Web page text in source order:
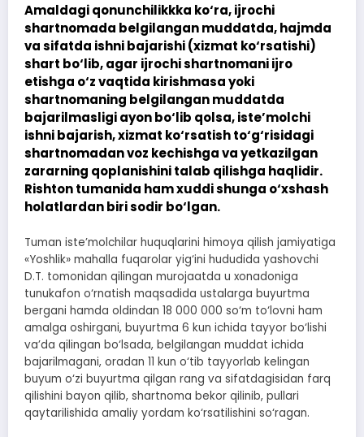
Amaldagi qonunchilikkka ko‘ra, ijrochi
shartnomada belgilangan muddatda, hajmda
va sifatda ishni bajarishi (xizmat ko‘rsatishi)
shart bo‘lib, agar ijrochi shartnomani ijro
etishga o‘z vaqtida kirishmasa yoki
shartnomaning belgilangan muddatda
bajarilmasligi ayon bo‘lib qolsa, iste’molchi
ishni bajarish, xizmat ko‘rsatish to‘g‘risidagi
shartnomadan voz kechishga va yetkazilgan
zararning qoplanishini talab qilishga haqlidir.
Rishton tumanida ham xuddi shunga o‘xshash
holatlardan biri sodir bo‘lgan.
Tuman iste’molchilar huquqlarini himoya qilish jamiyatiga
«Yoshlik» mahalla fuqarolar yig‘ini hududida yashovchi
D.T. tomonidan qilingan murojaatda u xonadoniga
tunukafon o‘rnatish maqsadida ustalarga buyurtma
bergani hamda oldindan 18 000 000 so‘m to‘lovni ham
amalga oshirgani, buyurtma 6 kun ichida tayyor bo‘lishi
va’da qilingan bo‘lsada, belgilangan muddat ichida
bajarilmagani, oradan 11 kun o‘tib tayyorlab kelingan
buyum o‘zi buyurtma qilgan rang va sifatdagisidan farq
qilishini bayon qilib, shartnoma bekor qilinib, pullari
qaytarilishida amaliy yordam ko‘rsatilishini so‘ragan.